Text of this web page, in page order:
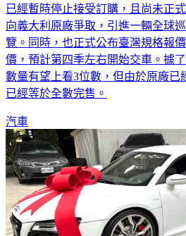
已經暫時停止接受訂購，且尚未正
向義大利原廠爭取，引進一輛全球
覽。同時，也正式公布臺灣規格報
價，預計第四季左右開始交車。據
數量有望上看3位數，但由於原廠已
已經等於全數完售。
汽車